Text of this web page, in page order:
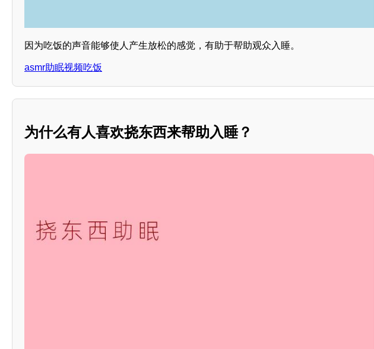
因为吃饭的声音能够使人产生放松的感觉，有助于帮助观众入睡。
asmr助眠视频吃饭
为什么有人喜欢挠东西来帮助入睡？